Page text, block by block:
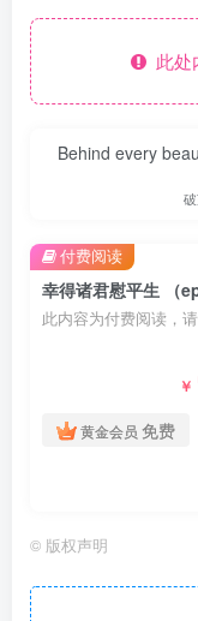
此处
Behind every
幸得诸君慰平生 （
此内容为付费阅读，
￥
黄金会员 免费
付费阅读
© 版权声明